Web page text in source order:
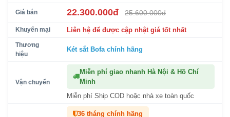
Giá bán 22.300.000đ 25.600.000đ
Khuyến mại Liên hệ để được cập nhật giá tốt nhất
Thương
hiệu
Két sắt Bofa chính hãng
Vận chuyển
Miễn phí giao nhanh Hà Nội & Hồ Chí
Minh
Miễn phí Ship COD hoặc nhà xe toàn quốc
36 tháng chính hãng